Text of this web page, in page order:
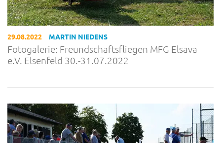
29.08.2022 MARTIN NIEDENS
Fotogalerie: Freundschaftsfliegen MFG Elsava
e.V. Elsenfeld 30.-31.07.2022